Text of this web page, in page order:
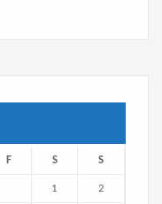
F S S
1 2